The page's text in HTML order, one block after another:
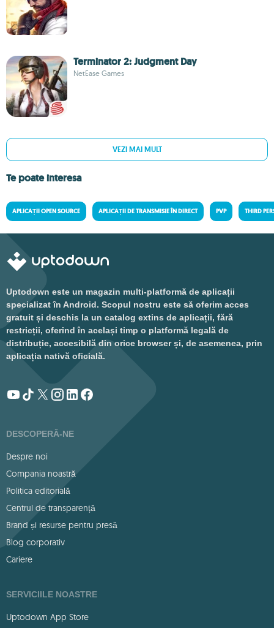
Terminator 2: Judgment Day
NetEase Games
VEZI MAI MULT
Te poate interesa
APLICAȚII OPEN SOURCE APLICAȚII DE TRANSMISIE ÎN DIRECT PVP THIRD
Uptodown este un magazin multi-platformă de aplicații
specializat în Android. Scopul nostru este să oferim acces
gratuit și deschis la un catalog extins de aplicații, fără
restricții, oferind în același timp o platformă legală de
distribuție, accesibilă din orice browser și, de asemenea, prin
aplicația nativă oficială.
DESCOPERĂ-NE
Despre noi
Compania noastră
Politica editorială
Centrul de transparență
Brand și resurse pentru presă
Blog corporativ
Cariere
SERVICIILE NOASTRE
Uptodown App Store